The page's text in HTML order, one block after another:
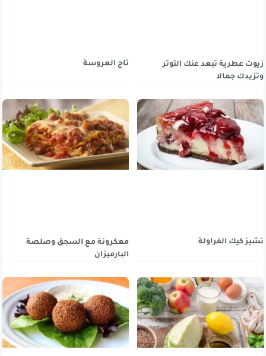
زيوت عطرية تبعد عنك التوتر
وتزيدك جمالا
تاج العروسة
تشيز كيك الفراولة
معكرونة مع السجق وصلصة
البارميزان